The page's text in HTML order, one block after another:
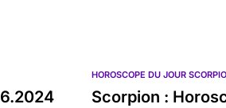
HOROSCOPE DU JOUR
Scorpion :